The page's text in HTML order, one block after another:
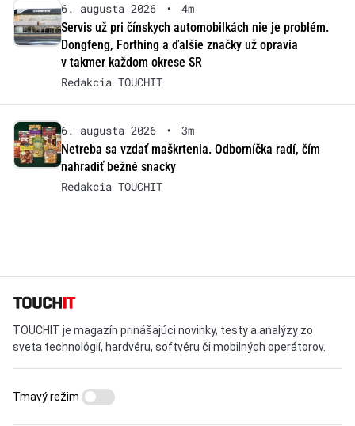
6. augusta 2026 •
4m
Servis už pri čínskych automobilkách nie je problém.
Dongfeng, Forthing a ďalšie značky už opravia
v takmer každom okrese SR
Redakcia TOUCHIT
6. augusta 2026 •
3m
Netreba sa vzdať maškrtenia. Odborníčka radí, čím
nahradiť bežné snacky
Redakcia TOUCHIT
TOUCHIT je magazín prinášajúci novinky, testy a analýzy zo
sveta technológií, hardvéru, softvéru či mobilných operátorov.
Tmavý režim